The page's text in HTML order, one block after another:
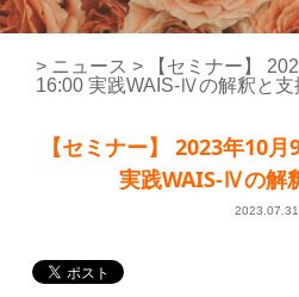
> ニュース >
【セミナー】
16:00 実践WAIS-Ⅳの解釈と支
【セミナー】 2023年10
実践WAIS-Ⅳの解
2023.07.31